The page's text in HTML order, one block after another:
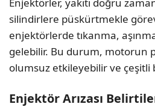
silindirlere püskürtmekle
enjektörlerde tıkanma,
gelebilir. Bu durum, motorun
olumsuz etkileyebilir ve çeşitli
Enjektör Arızası